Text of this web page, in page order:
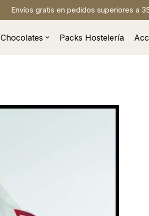
Envíos gratis en pedidos superiores a
Chocolates Packs Hostelería